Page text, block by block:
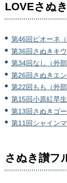
LOVEさぬ
第46回ピオーネ
第36回さぬきキ
第34回なし（外
第26回さぬきエ
第22回もも（外
第15回小原紅早
第13回さぬきゴ
第11回シャイン
さぬき讃フ